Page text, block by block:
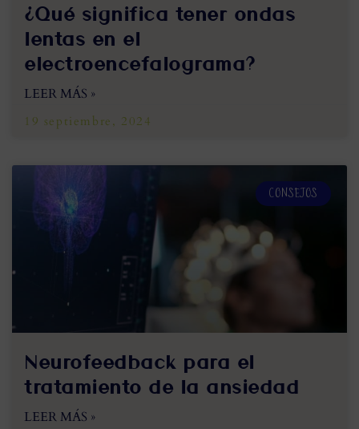
¿Qué significa tener ondas
lentas en el
electroencefalograma?
LEER MÁS »
19 septiembre, 2024
CONSEJOS
Neurofeedback para el
tratamiento de la ansiedad
LEER MÁS »